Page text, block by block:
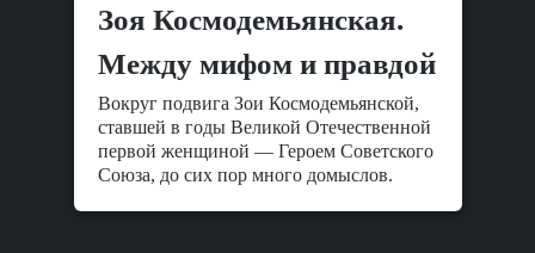
Зоя Космодемьянская.
Между мифом и правдой
Вокруг подвига Зои Космодемьянской,
ставшей в годы Великой Отечественной
первой женщиной — Героем Советского
Союза, до сих пор много домыслов.